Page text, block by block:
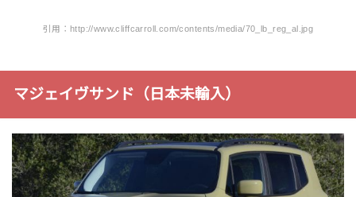
引用：http://www.cliffcarroll.com/contents/media/70_lb_reg_al.jpg
マジェイヴサンド（日本未輸入）